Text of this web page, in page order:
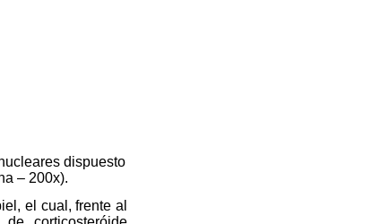
dispuesto
– 200x).
el cual, frente al